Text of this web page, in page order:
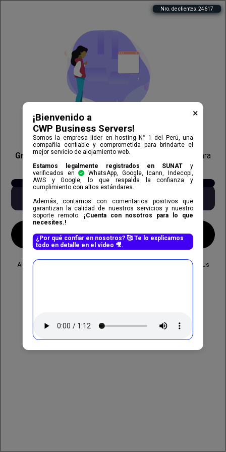
Nro. de clientes:24617
×
¡Bienvenido a
CWP Business Servers!
Somos la empresa líder en hosting N° 1 del Perú, una
compañía confiable y comprometida para brindarte el
mejor servicio de alojamiento web.
Estamos legalmente registrados en SUNAT y
verificados en
WhatsApp, Google, Icann, Indecopi,
AWS y Google, lo que respalda la confianza y
cumplimiento con altos estándares.
Además, contamos con comentarios positivos que
garantizan la calidad de nuestros servicios y nuestro
soporte remoto. ¡Cuenta con nosotros para lo que
necesites.!
¿Por qué confiar en nosotros? 🥰 Te lo explicamos
todo en detalle en el video 🎥.
¡Hola! 👋
Gracias por estar aquí.Completa este formulario para
activar tus servicios
¿Cómo te llamas?
SIGUIENTE
Al enviarnos esta información autorizas a CWP el tratamiento de tus